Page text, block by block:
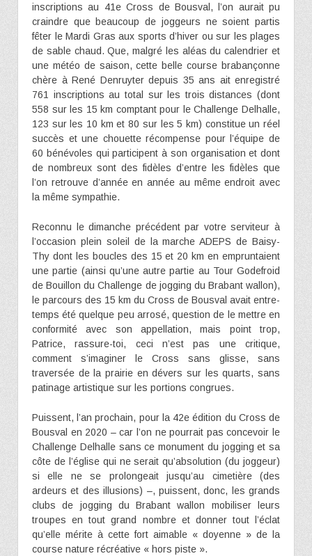
inscriptions au 41e Cross de Bousval, l’on aurait pu
craindre que beaucoup de joggeurs ne soient partis
fêter le Mardi Gras aux sports d’hiver ou sur les plages
de sable chaud. Que, malgré les aléas du calendrier et
une météo de saison, cette belle course brabançonne
chère à René Denruyter depuis 35 ans ait enregistré
761 inscriptions au total sur les trois distances (dont
558 sur les 15 km comptant pour le Challenge Delhalle,
123 sur les 10 km et 80 sur les 5 km) constitue un réel
succès et une chouette récompense pour l’équipe de
60 bénévoles qui participent à son organisation et dont
de nombreux sont des fidèles d’entre les fidèles que
l’on retrouve d’année en année au même endroit avec
la même sympathie.
Reconnu le dimanche précédent par votre serviteur à
l’occasion plein soleil de la marche ADEPS de Baisy-
Thy dont les boucles des 15 et 20 km en empruntaient
une partie (ainsi qu’une autre partie au Tour Godefroid
de Bouillon du Challenge de jogging du Brabant wallon),
le parcours des 15 km du Cross de Bousval avait entre-
temps été quelque peu arrosé, question de le mettre en
conformité avec son appellation, mais point trop,
Patrice, rassure-toi, ceci n’est pas une critique,
comment s’imaginer le Cross sans glisse, sans
traversée de la prairie en dévers sur les quarts, sans
patinage artistique sur les portions congrues.
Puissent, l’an prochain, pour la 42e édition du Cross de
Bousval en 2020 – car l’on ne pourrait pas concevoir le
Challenge Delhalle sans ce monument du jogging et sa
côte de l’église qui ne serait qu’absolution (du joggeur)
si elle ne se prolongeait jusqu’au cimetière (des
ardeurs et des illusions) –, puissent, donc, les grands
clubs de jogging du Brabant wallon mobiliser leurs
troupes en tout grand nombre et donner tout l’éclat
qu’elle mérite à cette fort aimable « doyenne » de la
course nature récréative « hors piste ».